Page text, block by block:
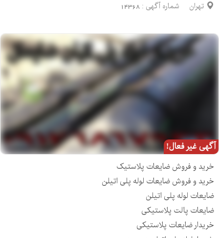
تهران شماره آگهی : 14368
آگهی غیر فعال!
خرید و فروش ضایعات پلاستیک
خرید و فروش ضایعات لوله پلی اتیلن
ضایعات لوله پلی اتیلن
ضایعات پالت پلاستیکی
خریدار ضایعات پلاستیکی